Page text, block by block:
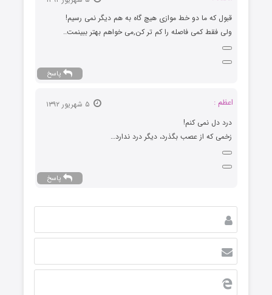
قبول که ما دو خط موازی هیچ گاه به هم دیگر نمی رسیم!
ولی فقط کمی فاصله را کم تر کن,می خواهم بهتر ببینمت..
پاسخ
اعظم :
درد دل نمی کنم!
زخمی که از عصب بگذرد، دیگر درد ندارد…
پاسخ